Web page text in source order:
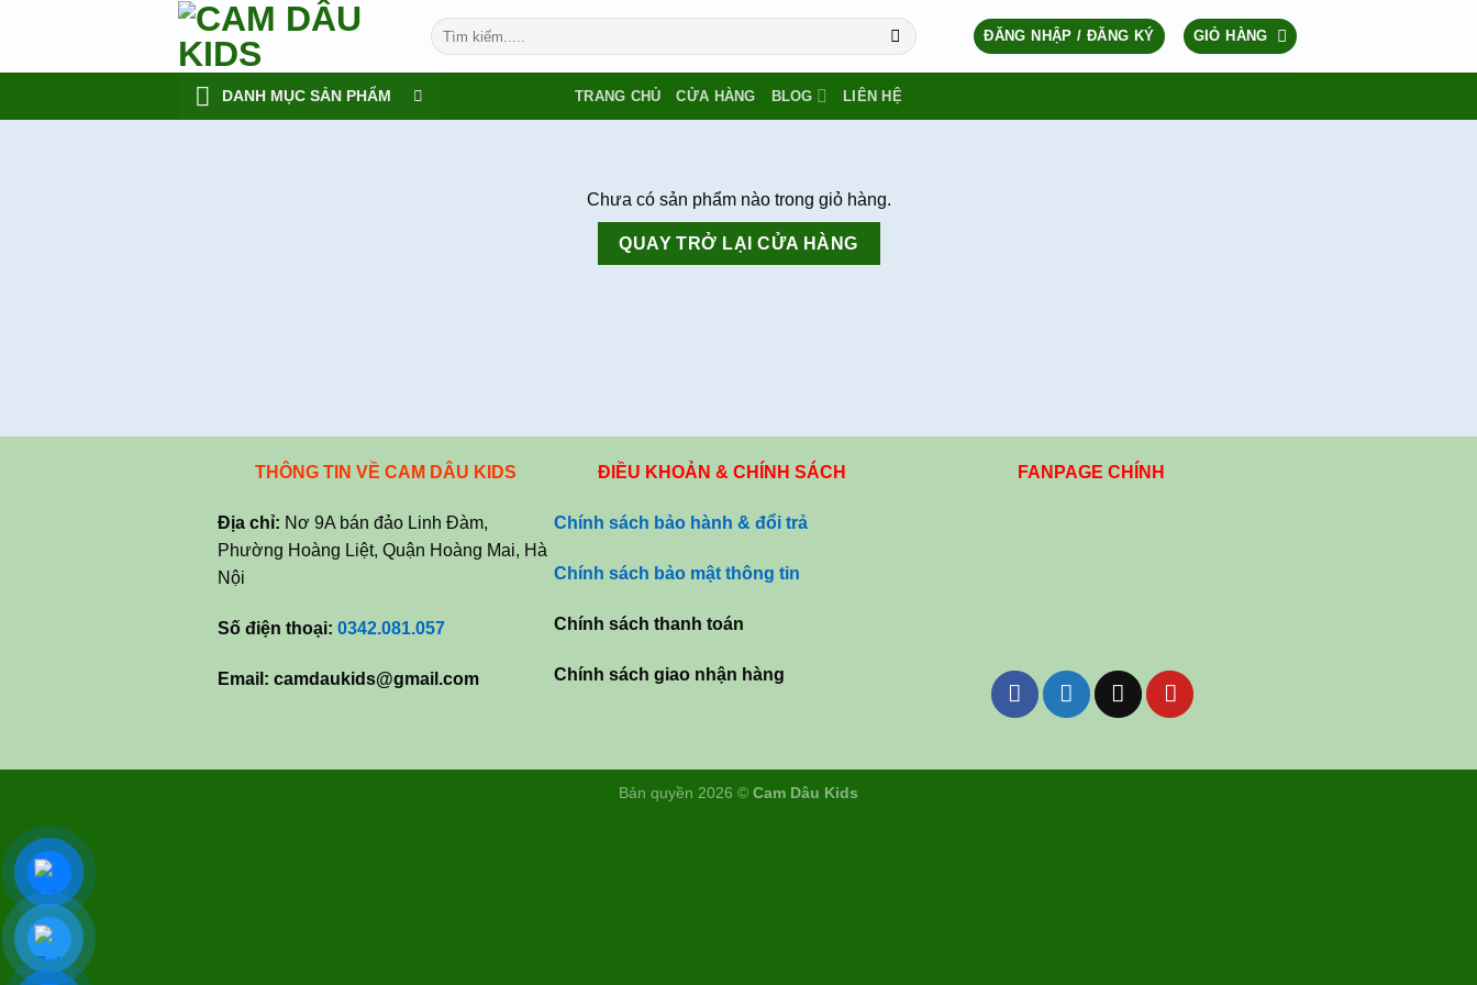
Tìm
kiếm:
ĐĂNG NHẬP / ĐĂNG KÝ GIỎ HÀNG
DANH MỤC SẢN PHẨM TRANG CHỦ CỬA HÀNG BLOG LIÊN HỆ
Chưa có sản phẩm nào trong giỏ hàng.
QUAY TRỞ LẠI CỬA HÀNG
THÔNG TIN VỀ CAM DÂU KIDS
Địa chỉ: Nơ 9A bán đảo Linh Đàm,
Phường Hoàng Liệt, Quận Hoàng Mai, Hà
Nội
Số điện thoại: 0342.081.057
Email: camdaukids@gmail.com
ĐIỀU KHOẢN & CHÍNH SÁCH
Chính sách bảo hành & đổi trả
Chính sách bảo mật thông tin
Chính sách thanh toán
Chính sách giao nhận hàng
FANPAGE CHÍNH
Bản quyền 2026 © Cam Dâu Kids